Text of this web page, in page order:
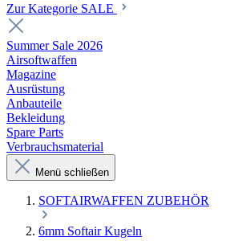
Zur Kategorie SALE
Summer Sale 2026
Airsoftwaffen
Magazine
Ausrüstung
Anbauteile
Bekleidung
Spare Parts
Verbrauchsmaterial
Menü schließen
SOFTAIRWAFFEN ZUBEHÖR
6mm Softair Kugeln